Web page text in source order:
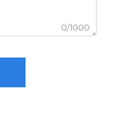
0/1000